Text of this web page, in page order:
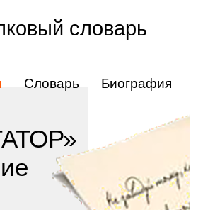
словарь
Словарь Биография